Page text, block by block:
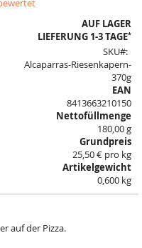
AUF LAGER
LIEFERUNG 1-3 TAGE*
SKU
Alcaparras-Riesenkapern-
370g
EAN
8413663210150
Nettofüllmenge
180,00 g
Grundpreis
25,50 € pro kg
Artikelgewicht
0,600 kg
auf der Pizza.